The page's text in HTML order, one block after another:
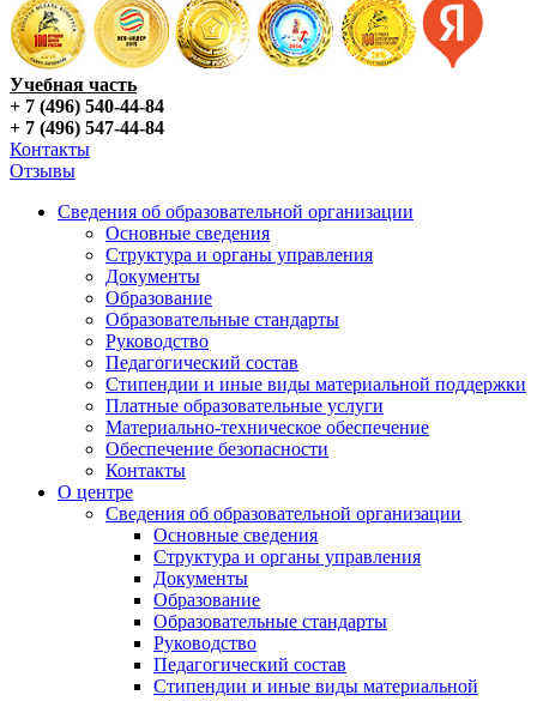
Учебная часть
+ 7 (496) 540-44-84
+ 7 (496) 547-44-84
Контакты
Отзывы
Сведения об образовательной организации
Основные сведения
Структура и органы управления
Документы
Образование
Образовательные стандарты
Руководство
Педагогический состав
Стипендии и иные виды материальной поддержки
Платные образовательные услуги
Материально-техническое обеспечение
Обеспечение безопасности
Контакты
О центре
Сведения об образовательной организации
Основные сведения
Структура и органы управления
Документы
Образование
Образовательные стандарты
Руководство
Педагогический состав
Стипендии и иные виды материальной